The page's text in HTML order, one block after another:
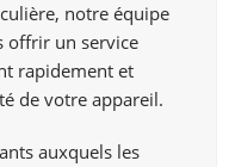
notre équipe
offrir un service
rapidement et
de votre appareil.
auxquels les